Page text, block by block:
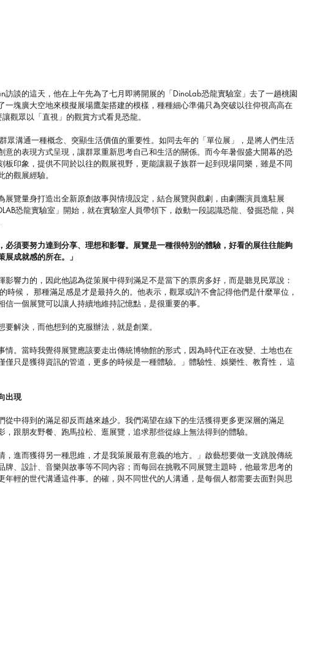
談的這天，他在上午先為了七月即將開展的「DinoLab恐龍實驗室」去了一趟桃園
塊廣大空地來模擬展場鷹架搭建的模樣，種種細心準備只為突破以往仰視高高在
觀眾以「直視」的觀賞方式看見恐龍。
眾溝通一種概念、突顯生活價值的重要性。如同去年的「單位展」，是將人們生活
的表現方式呈現，讓群眾重新思考自己和生活的關係。而今年暑假盛大開幕的恐
印象，提供不同於以往的觀展視野，更能讓親子族群一起到現場同樂，雖是不同
觀展經驗。
覽量身打造出全新原創故事與情境設定，結合展覽與戲劇，由劇團演員進駐展
恐龍實驗室」開始，就在實驗室人員帶領下，啟動一段認識恐龍、發掘恐龍，與
必須要努力達到分享、理想和影響。展覽是一種很特別的體驗，好看的展往往能夠
成就感的所在。」
響力的，因此他認為從策展中得到滿足不是當下的票房多好，而是聽見民眾說：
時候， 那種滿足感是才是最持久的。他表示，觀眾或許不會記得他們是什麼單位，
一個展覽可以讓人持續地維持記憶點，是很重要的事。
解決，而他想到的克服辦法，就是創業。
情。當時我覺得展覽應該要走出傳統博物館的形式，因為時代正在改變、土地也在
只是獲得資訊的管道，更多的時候是一種體驗。」體驗性、娛樂性、教育性， 這
出現
中得到的滿足卻反而越來越少。我們渴望在線下的生活獲得更多更深層的滿足
跟朋友野餐、跑馬拉松、逛展覽，追求那些從線上無法得到的體驗。
，進而獲得另一種思維，才是我策展最有意義的地方。」啟藝想要做一支跳脫傳統
、設計、音樂與故事等不同內容；而每回在挑戰不同展覽主題時，他最常思考的
輕的世代溝通這件事。的確，與不同世代的人溝通，是每個人都需要去面對與思